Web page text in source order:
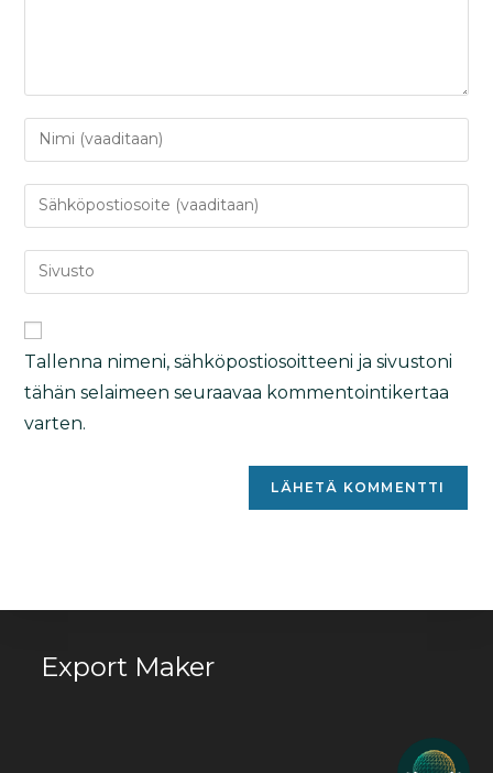
uusille markkinoille? Voimme
Tallenna nimeni, sähköpostiosoitteeni ja sivustoni
tähän selaimeen seuraavaa kommentointikertaa
varten.
Export Maker